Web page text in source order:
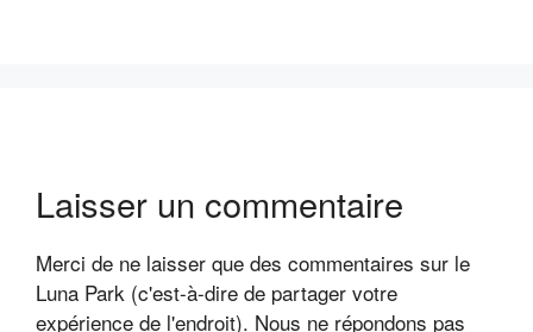
Laisser un commentaire
Merci de ne laisser que des commentaires sur le
Luna Park (c'est-à-dire de partager votre
expérience de l'endroit). Nous ne répondons pas